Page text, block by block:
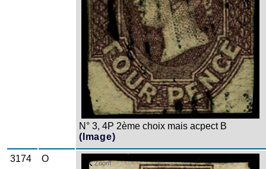
N° 3, 4P 2ème choix mais acpect B
(Image)
3174 O Zoom